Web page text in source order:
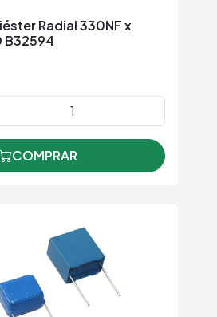
Radial 330NF x
B32594
COMPRAR